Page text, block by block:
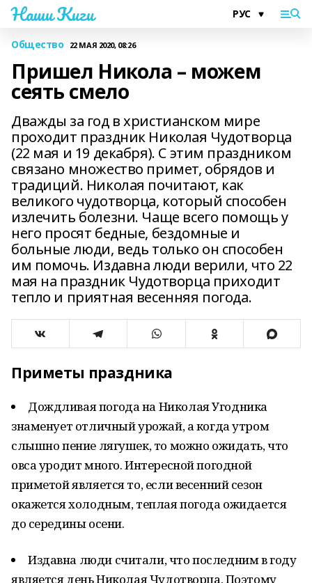
Наши Киги
Общество 22 МАЯ 2020, 08:26
Пришел Никола – можем
сеять смело
Дважды за год в христианском мире
проходит праздник Николая Чудотворца
(22 мая и 19 декабря). С этим праздником
связано множество примет, обрядов и
традиций. Николая почитают, как
великого чудотворца, который способен
излечить болезни. Чаще всего помощь у
него просят бедные, бездомные и
больные люди, ведь только он способен
им помочь. Издавна люди верили, что 22
мая на праздник Чудотворца приходит
тепло и приятная весенняя погода.
Приметы праздника
Дождливая погода на Николая Угодника
знаменует отличный урожай, а когда утром
слышно пение лягушек, то можно ожидать, что
овса уродит много. Интересной погодной
приметой является то, если весенний сезон
окажется холодным, теплая погода ожидается
до середины осени.
Издавна люди считали, что последним в году
является день Николая Чудотворца. Поэтому